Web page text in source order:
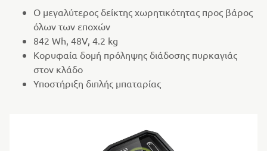
Ο μεγαλύτερος δείκτης χωρητικότητας προς βάρος
όλων των εποχών
842 Wh, 48V, 4.2 kg
Κορυφαία δομή πρόληψης διάδοσης πυρκαγιάς
στον κλάδο
Υποστήριξη διπλής μπαταρίας